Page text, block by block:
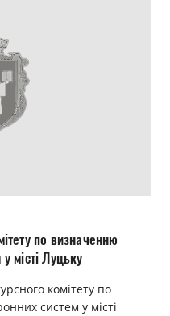
по визначенню
місті Луцьку
комітету по
систем у місті